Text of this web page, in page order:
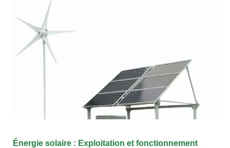
Énergie solaire : Exploitation et fonctionnement